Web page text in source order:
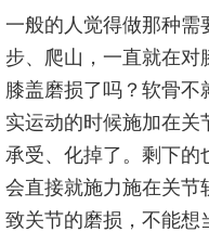
一般的人觉得做那种需
步、爬山，一直就在
膝盖磨损了吗？软骨
实运动的时候施加在
承受、化掉了。剩下
会直接就施力施在关节
致关节的磨损，不能想